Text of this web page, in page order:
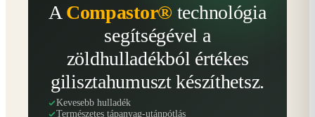
A Compastor® technológia
segítségével a
zöldhulladékból értékes
gilisztahumuszt készíthetsz.
Kevesebb hulladék
Természetes tápanyag-utánpótlás